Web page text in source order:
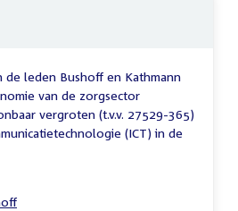
de leden Bushoff en Kathmann
van de zorgsector
vergroten (t.v.v. 27529-365)
(ICT) in de